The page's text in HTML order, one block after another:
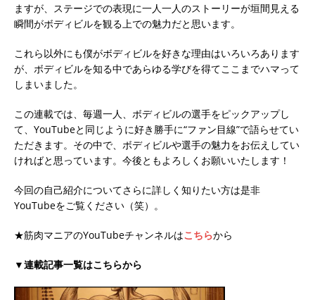
ますが、ステージでの表現に一人一人のストーリーが垣間見える
瞬間がボディビルを観る上での魅力だと思います。
これら以外にも僕がボディビルを好きな理由はいろいろあります
が、ボディビルを知る中であらゆる学びを得てここまでハマって
しまいました。
この連載では、毎週一人、ボディビルの選手をピックアップし
て、YouTubeと同じように好き勝手に“ファン目線”で語らせてい
ただきます。その中で、ボディビルや選手の魅力をお伝えしてい
ければと思っています。今後ともよろしくお願いいたします！
今回の自己紹介についてさらに詳しく知りたい方は是非
YouTubeをご覧ください（笑）。
★筋肉マニアのYouTubeチャンネルはこちらから
▼連載記事一覧はこちらから